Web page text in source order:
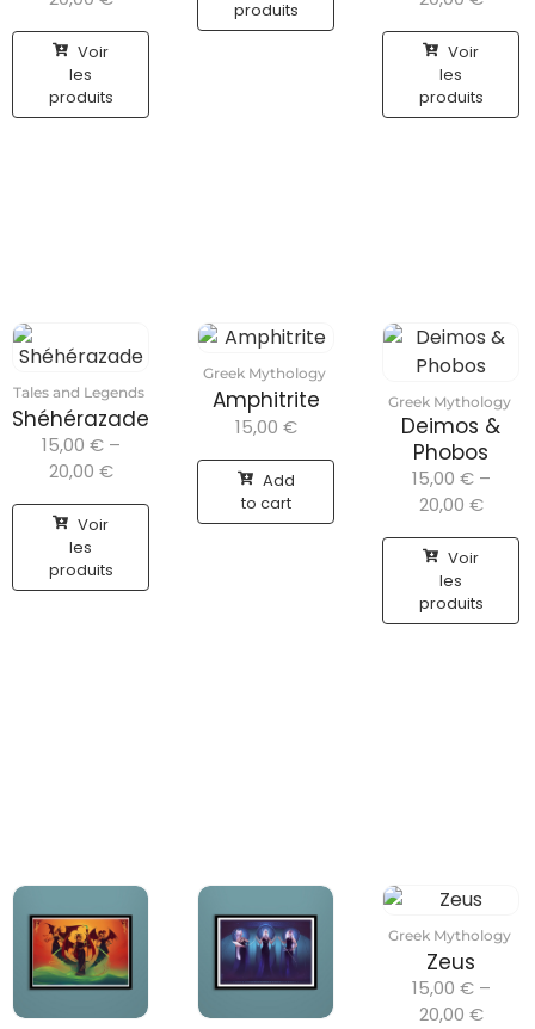
Voir
les
produits
produits
Voir
les
produits
Tales and Legends
Shéhérazade
15,00 € –
20,00 €
Voir
les
produits
Greek Mythology
Amphitrite
15,00 €
Add
to cart
Greek Mythology
Deimos &
Phobos
15,00 € –
20,00 €
Voir
les
produits
Greek Mythology
Zeus
15,00 € –
20,00 €